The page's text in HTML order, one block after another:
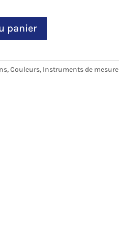
panier
,Couleurs, Instruments de mesure